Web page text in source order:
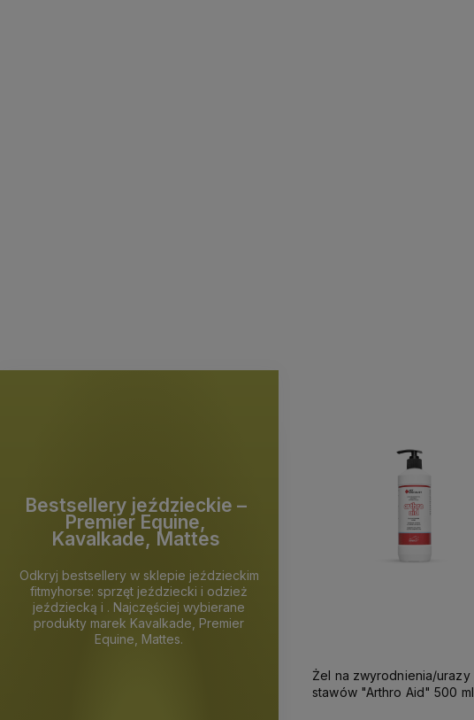
Bestsellery jeździeckie –
Premier Equine,
Kavalkade, Mattes
Odkryj bestsellery w sklepie jeździeckim
fitmyhorse: sprzęt jeździecki i odzież
jeździecką i . Najczęściej wybierane
produkty marek Kavalkade, Premier
Equine, Mattes.
Żel na zwyrodnienia/urazy
stawów "Arthro Aid" 500 ml